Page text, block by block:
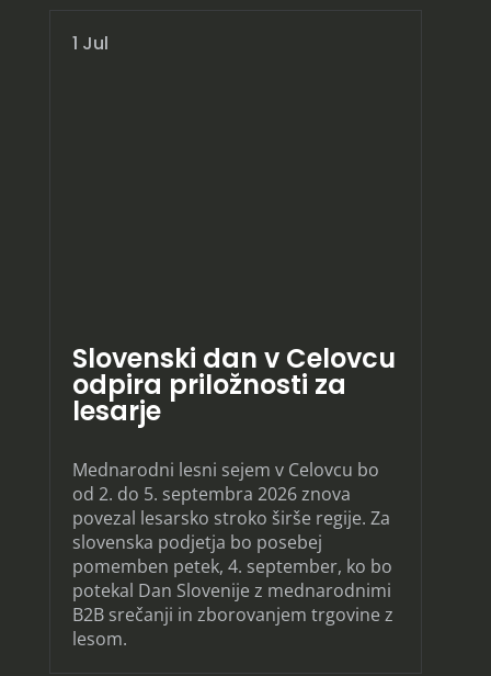
Slovenski dan v Celovcu
odpira priložnosti za
lesarje
1 Jul
Mednarodni lesni sejem v Celovcu bo
od 2. do 5. septembra 2026 znova
povezal lesarsko stroko širše regije. Za
slovenska podjetja bo posebej
pomemben petek, 4. september, ko bo
potekal Dan Slovenije z mednarodnimi
B2B srečanji in zborovanjem trgovine z
lesom.